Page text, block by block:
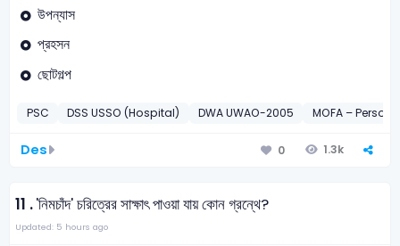
উপন্যাস
প্রহসন
ছোটগল্প
PSC DSS USSO (Hospital) DWA UWAO-2005 MOFA –
Des 0 1.3k
11 .'নিমচাঁদ' চরিত্রের সাক্ষাৎ পাওয়া যায় কোন গ্রন্থে?
Updated: 5 hours ago